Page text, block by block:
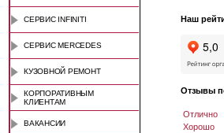
СЕРВИС INFINITI
СЕРВИС MERCEDES
КУЗОВНОЙ РЕМОНТ
КОРПОРАТИВНЫМ
КЛИЕНТАМ
ВАКАНСИИ
Наш
Отзывы
Отлично
Хорошо